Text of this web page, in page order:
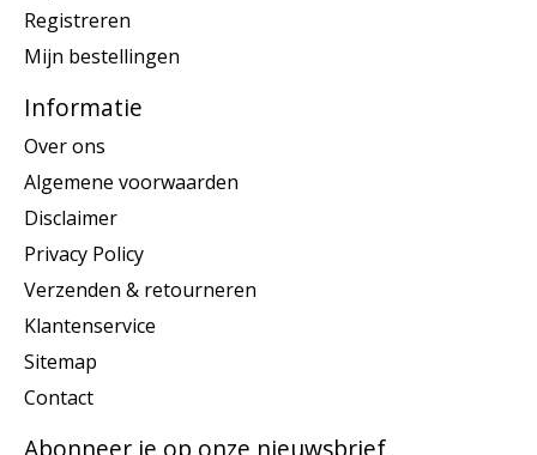
Registreren
Mijn bestellingen
Informatie
Over ons
Algemene voorwaarden
Disclaimer
Privacy Policy
Verzenden & retourneren
Klantenservice
Sitemap
Contact
Abonneer je op onze nieuwsbrief